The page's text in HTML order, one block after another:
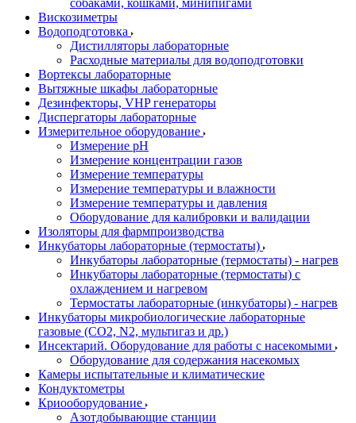
собаками, кошками, минипигами
Вискозиметры
Водоподготовка
Дистилляторы лабораторные
Расходные материалы для водоподготовки
Вортексы лабораторные
Вытяжные шкафы лабораторные
Дезинфекторы, VHP генераторы
Диспергаторы лабораторные
Измерительное оборудование
Измерение pH
Измерение концентрации газов
Измерение температуры
Измерение температуры и влажности
Измерение температуры и давления
Оборудование для калибровки и валидации
Изоляторы для фармпроизводства
Инкубаторы лабораторные (термостаты)
Инкубаторы лабораторные (термостаты) - нагрев
Инкубаторы лабораторные (термостаты) с
охлаждением и нагревом
Термостаты лабораторные (инкубаторы) - нагрев
Инкубаторы микробиологические лабораторные
газовые (CO2, N2, мультигаз и др.)
Инсектарий. Оборудование для работы с насекомыми
Оборудование для содержания насекомых
Камеры испытательные и климатические
Кондуктометры
Криооборудование
Азотдобывающие станции